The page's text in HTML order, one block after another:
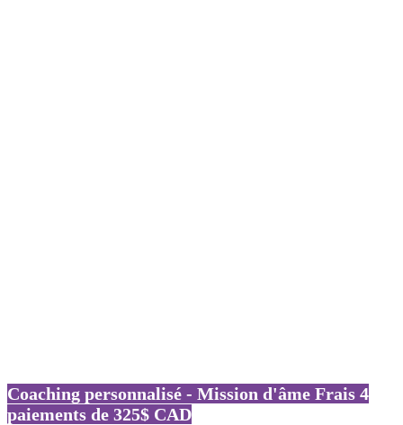
Coaching personnalisé - Mission d'âme Frais 4
paiements de 325$ CAD